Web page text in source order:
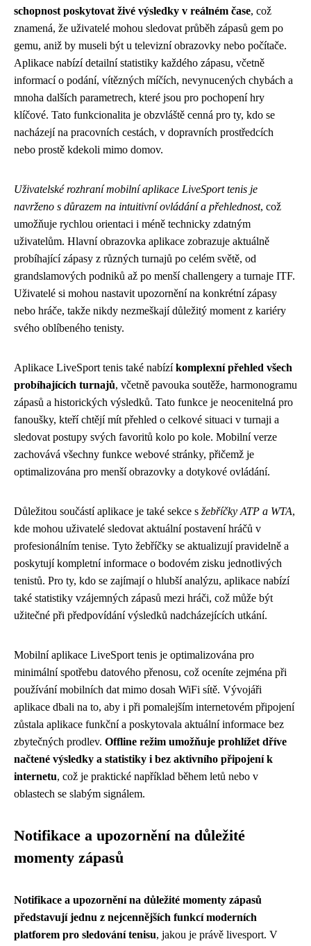
schopnost poskytovat živé výsledky v reálném čase, což
znamená, že uživatelé mohou sledovat průběh zápasů gem po
gemu, aniž by museli být u televizní obrazovky nebo počítače.
Aplikace nabízí detailní statistiky každého zápasu, včetně
informací o podání, vítězných míčích, nevynucených chybách a
mnoha dalších parametrech, které jsou pro pochopení hry
klíčové. Tato funkcionalita je obzvláště cenná pro ty, kdo se
nacházejí na pracovních cestách, v dopravních prostředcích
nebo prostě kdekoli mimo domov.
Uživatelské rozhraní mobilní aplikace LiveSport tenis je
navrženo s důrazem na intuitivní ovládání a přehlednost, což
umožňuje rychlou orientaci i méně technicky zdatným
uživatelům. Hlavní obrazovka aplikace zobrazuje aktuálně
probíhající zápasy z různých turnajů po celém světě, od
grandslamových podniků až po menší challengery a turnaje ITF.
Uživatelé si mohou nastavit upozornění na konkrétní zápasy
nebo hráče, takže nikdy nezmeškají důležitý moment z kariéry
svého oblíbeného tenisty.
Aplikace LiveSport tenis také nabízíkomplexní přehled všech
probíhajících turnajů, včetně pavouka soutěže, harmonogramu
zápasů a historických výsledků. Tato funkce je neocenitelná pro
fanoušky, kteří chtějí mít přehled o celkové situaci v turnaji a
sledovat postupy svých favoritů kolo po kole. Mobilní verze
zachovává všechny funkce webové stránky, přičemž je
optimalizována pro menší obrazovky a dotykové ovládání.
Důležitou součástí aplikace je také sekce s žebříčky ATP a WTA,
kde mohou uživatelé sledovat aktuální postavení hráčů v
profesionálním tenise. Tyto žebříčky se aktualizují pravidelně a
poskytují kompletní informace o bodovém zisku jednotlivých
tenistů. Pro ty, kdo se zajímají o hlubší analýzu, aplikace nabízí
také statistiky vzájemných zápasů mezi hráči, což může být
užitečné při předpovídání výsledků nadcházejících utkání.
Mobilní aplikace LiveSport tenis je optimalizována pro
minimální spotřebu datového přenosu, což oceníte zejména při
používání mobilních dat mimo dosah WiFi sítě. Vývojáři
aplikace dbali na to, aby i při pomalejším internetovém připojení
zůstala aplikace funkční a poskytovala aktuální informace bez
zbytečných prodlev. Offline režim umožňuje prohlížet dříve
načtené výsledky a statistiky i bez aktivního připojení k
internetu, což je praktické například během letů nebo v
oblastech se slabým signálem.
Notifikace a upozornění na důležité
momenty zápasů
Notifikace a upozornění na důležité momenty zápasů
představují jednu z nejcennějších funkcí moderních
platforem pro sledování tenisu, jakou je právě livesport. V